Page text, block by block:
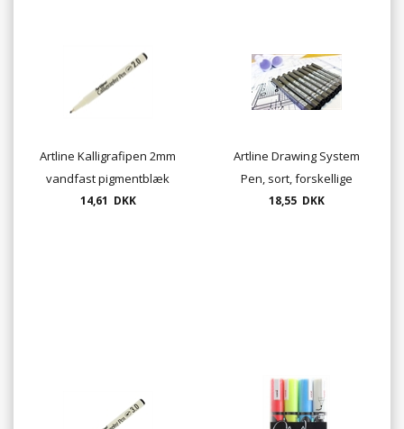
Artline Kalligrafipen 2mm
vandfast pigmentblæk
14,61 DKK
Artline Drawing System
Pen, sort, forskellige
tykkelser
18,55 DKK